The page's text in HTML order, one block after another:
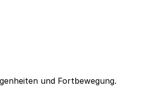
und Fortbewegung.